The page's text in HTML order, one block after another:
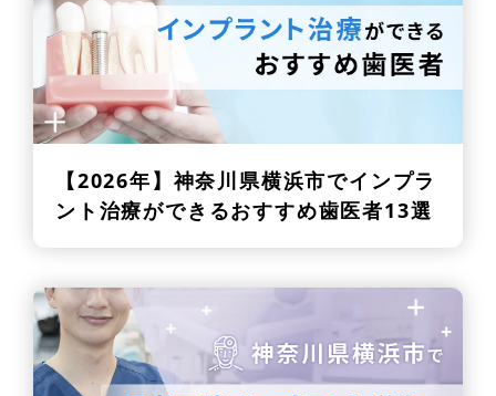
【2026年】 神奈川県横浜市でインプラ
ント治療ができるおすすめ歯医者13選